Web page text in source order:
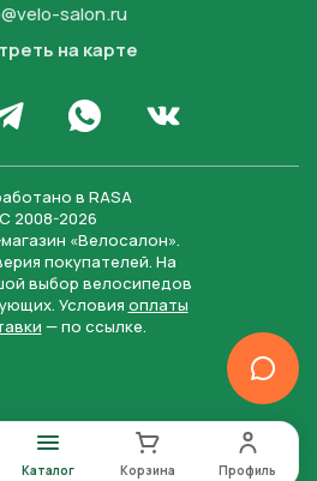
salon.ru
на карте
Инстаграмв Телеграм
Написать в WhatsApp
Перейти во
в RASA
С 2008-2026
«Велосалон».
покупателей. На
выбор велосипедов
Условия оплаты
— по ссылке.
Каталог Корзина Профиль
заявку”, вы даете
данных и
конфиденциальности